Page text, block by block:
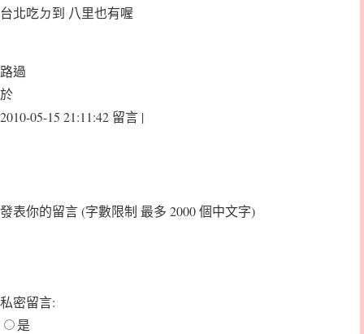
台北吃ㄉ到 八里也有喔
路過
於
2010-05-15 21:11:42 留言 |
發表你的留言(字數限制 最多 2000 個中文字)
私密留言:
是